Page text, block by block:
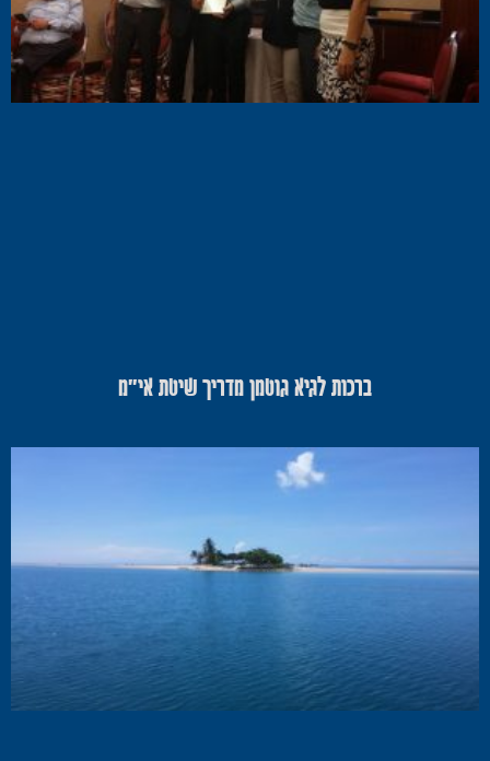
ברכות לגיא גוטמן מדריך שיטת אי"מ